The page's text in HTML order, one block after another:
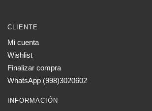
CLIENTE
Mi cuenta
Wishlist
Finalizar compra
WhatsApp (998)3020602
INFORMACIÓN